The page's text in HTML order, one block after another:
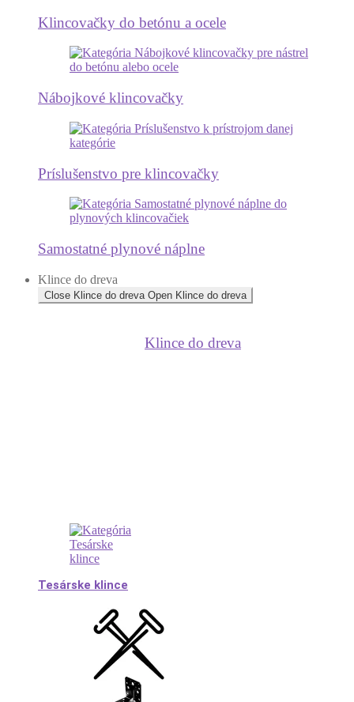
Klincovačky do betónu a ocele
Nábojkové klincovačky
Príslušenstvo pre klincovačky
Samostatné plynové náplne
Klince do dreva
Close Klince do dreva Open Klince do dreva
Klince do dreva
Tesárske klince